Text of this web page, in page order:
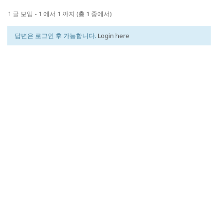
1 글 보임 - 1 에서 1 까지 (총 1 중에서)
답변은 로그인 후 가능합니다. Login here